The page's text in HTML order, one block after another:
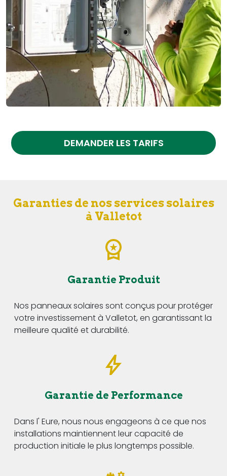
DEMANDER LES TARIFS
Garanties de nos services solaires
à Valletot
Garantie Produit
Nos panneaux solaires sont conçus pour protéger
votre investissement à Valletot, en garantissant la
meilleure qualité et durabilité.
Garantie de Performance
Dans l' Eure, nous nous engageons à ce que nos
installations maintiennent leur capacité de
production initiale le plus longtemps possible.